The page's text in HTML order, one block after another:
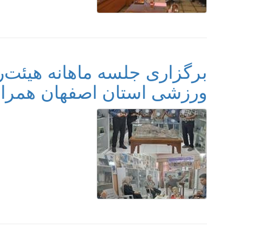
برگزاری جلسه ماهانه
ورزشی استان اصفهان